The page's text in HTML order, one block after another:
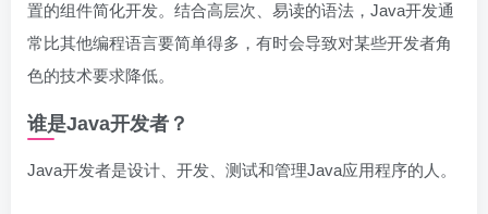
置的组件简化开发。结合高层次、易读的语法，Java开发通
常比其他编程语言要简单得多，有时会导致对某些开发者角
色的技术要求降低。
谁是Java开发者？
Java开发者是设计、开发、测试和管理Java应用程序的人。